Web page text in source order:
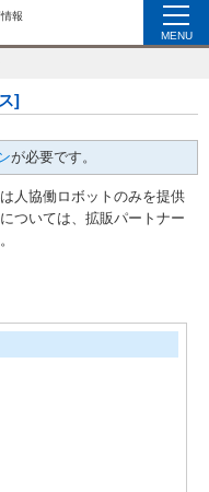
報
MENU
]
が必要です。
人協働ロボットのみを提供
ついては、拡販パートナー